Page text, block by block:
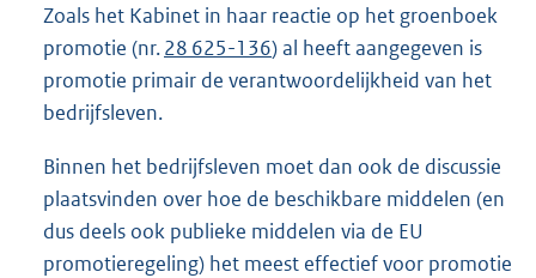
Zoals het Kabinet in haar reactie op het groenboek
promotie (nr.28 625-136) al heeft aangegeven is
promotie primair de verantwoordelijkheid van het
bedrijfsleven.
Binnen het bedrijfsleven moet dan ook de discussie
plaatsvinden over hoe de beschikbare middelen (en
dus deels ook publieke middelen via de EU
promotieregeling) het meest effectief voor promotie